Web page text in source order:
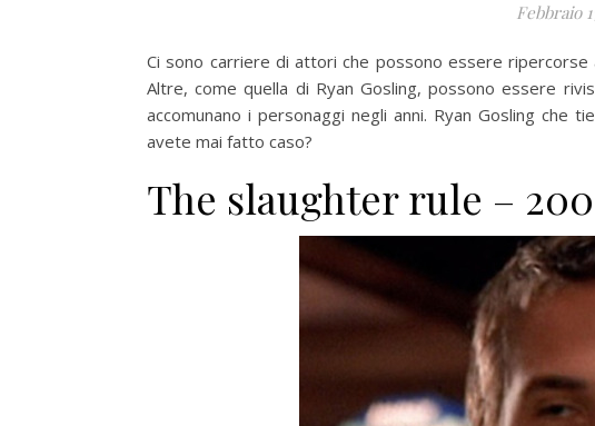
Febbraio
Ci sono carriere di attori che possono essere
Altre, come quella di Ryan Gosling, possono essere
accomunano i personaggi negli anni. Ryan Gosling che
avete mai fatto caso?
The slaughter rule –